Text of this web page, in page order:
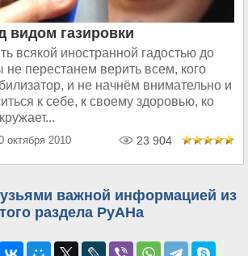
видом газировки
всякой иностранной гадостью до
не перестанем верить всем, кого
и не начнём внимательно и
к себе, к своему здоровью, ко
октября 2010 23 904
важной информацией из
раздела РуАНа